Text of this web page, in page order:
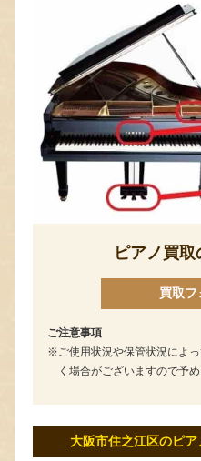
ピアノ買
買取フ
ご注意事項
ご使用状況や保管状況によ
く場合がございますので予め
大阪市住之江区のピア